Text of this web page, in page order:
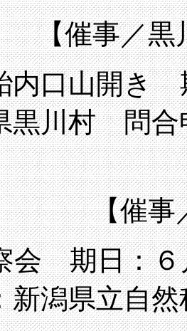
【催事／黒
内口山開き
黒川村 問合
【催事
会 期日：
潟県立自然